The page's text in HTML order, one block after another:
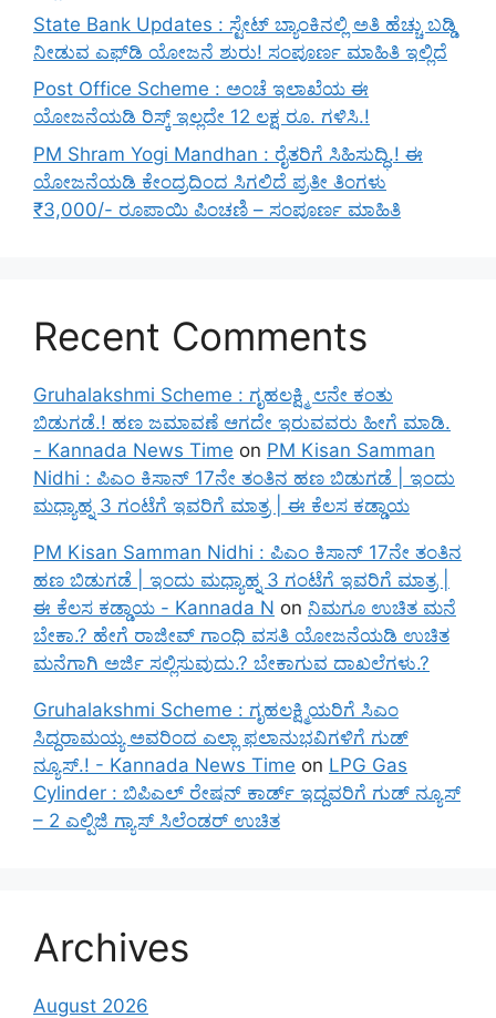
State Bank Updates : ಸ್ಟೇಟ್ ಬ್ಯಾಂಕಿನಲ್ಲಿ ಅತಿ ಹೆಚ್ಚು ಬಡ್ಡಿ
ನೀಡುವ ಎಫ್‌ಡಿ ಯೋಜನೆ ಶುರು! ಸಂಪೂರ್ಣ ಮಾಹಿತಿ ಇಲ್ಲಿದೆ
Post Office Scheme : ಅಂಚೆ ಇಲಾಖೆಯ ಈ
ಯೋಜನೆಯಡಿ ರಿಸ್ಕ್‌ ಇಲ್ಲದೇ 12 ಲಕ್ಷ ರೂ. ಗಳಿಸಿ.!
PM Shram Yogi Mandhan : ರೈತರಿಗೆ ಸಿಹಿಸುದ್ಧಿ.! ಈ
ಯೋಜನೆಯಡಿ ಕೇಂದ್ರದಿಂದ ಸಿಗಲಿದೆ ಪ್ರತೀ ತಿಂಗಳು
₹3,000/- ರೂಪಾಯಿ ಪಿಂಚಣಿ – ಸಂಪೂರ್ಣ ಮಾಹಿತಿ
Recent Comments
Gruhalakshmi Scheme : ಗೃಹಲಕ್ಷ್ಮಿ ೮ನೇ ಕಂತು
ಬಿಡುಗಡೆ.! ಹಣ ಜಮಾವಣೆ ಆಗದೇ ಇರುವವರು ಹೀಗೆ ಮಾಡಿ.
- Kannada News Time on PM Kisan Samman
Nidhi : ಪಿಎಂ ಕಿಸಾನ್ 17ನೇ ತಂತಿನ ಹಣ ಬಿಡುಗಡೆ | ಇಂದು
ಮಧ್ಯಾಹ್ನ 3 ಗಂಟೆಗೆ ಇವರಿಗೆ ಮಾತ್ರ | ಈ ಕೆಲಸ ಕಡ್ಡಾಯ
PM Kisan Samman Nidhi : ಪಿಎಂ ಕಿಸಾನ್ 17ನೇ ತಂತಿನ
ಹಣ ಬಿಡುಗಡೆ | ಇಂದು ಮಧ್ಯಾಹ್ನ 3 ಗಂಟೆಗೆ ಇವರಿಗೆ ಮಾತ್ರ |
ಈ ಕೆಲಸ ಕಡ್ಡಾಯ - Kannada N on ನಿಮಗೂ ಉಚಿತ ಮನೆ
ಬೇಕಾ.? ಹೇಗೆ ರಾಜೀವ್ ಗಾಂಧಿ ವಸತಿ ಯೋಜನೆಯಡಿ ಉಚಿತ
ಮನೆಗಾಗಿ ಅರ್ಜಿ ಸಲ್ಲಿಸುವುದು.? ಬೇಕಾಗುವ ದಾಖಲೆಗಳು.?
Gruhalakshmi Scheme : ಗೃಹಲಕ್ಷ್ಮಿಯರಿಗೆ ಸಿಎಂ
ಸಿದ್ದರಾಮಯ್ಯ ಅವರಿಂದ ಎಲ್ಲಾ ಫಲಾನುಭವಿಗಳಿಗೆ ಗುಡ್
ನ್ಯೂಸ್.! - Kannada News Time on LPG Gas
Cylinder : ಬಿಪಿಎಲ್ ರೇಷನ್ ಕಾರ್ಡ್ ಇದ್ದವರಿಗೆ ಗುಡ್ ನ್ಯೂಸ್
– 2 ಎಲ್ಪಿಜಿ ಗ್ಯಾಸ್ ಸಿಲೆಂಡರ್ ಉಚಿತ
Archives
August 2026